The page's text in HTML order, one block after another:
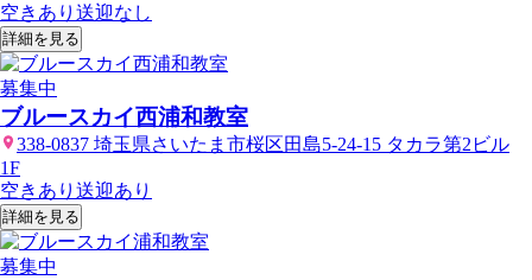
空きあり 送迎なし
詳細を見る
募集中
ブルースカイ西浦和教室
338-0837 埼玉県さいたま市桜区田島5-24-15 タカラ第2ビル
1F
空きあり 送迎あり
詳細を見る
募集中